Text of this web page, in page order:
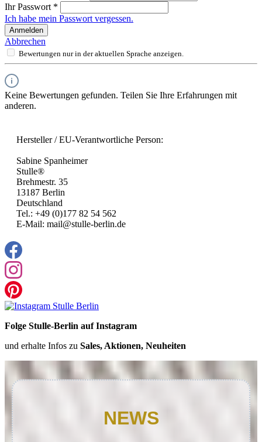
Ihr Passwort *
Ich habe mein Passwort vergessen.
Anmelden
Abbrechen
Bewertungen nur in der aktuellen Sprache anzeigen.
Keine Bewertungen gefunden. Teilen Sie Ihre Erfahrungen mit
anderen.
Hersteller / EU-Verantwortliche Person:
Sabine Spanheimer
Stulle®
Brehmestr. 35
13187 Berlin
Deutschland
Tel.: +49 (0)177 82 54 562
E-Mail: mail@stulle-berlin.de
Folge Stulle-Berlin auf Instagram
und erhalte Infos zu Sales, Aktionen, Neuheiten
NEWS